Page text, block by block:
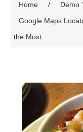
Home / Demo
Google Maps
the Must